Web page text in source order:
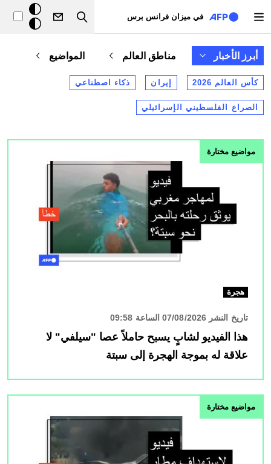
في ميزان فرانس برس
Search
خلفيّة
داكنة
أبرز الأخبار مناطق العالم المواضيع
كأس العالم 2026 إيران ذكاء اصطناعي
الصراع الفلسطيني الإسرائيلي
مواضيع مختارة
الصورة
هجرة
تاريخ النشر 07/08/2026 الساعة 09:58
هذا الفيديو لشابٍ يسبح حاملاً عصا "سيلفي" لا
علاقة له بموجة الهجرة إلى سبتة
مواضيع مختارة
الصورة